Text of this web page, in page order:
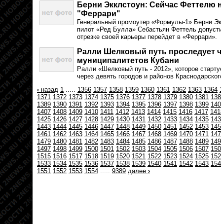
Берни Экклстоун: Сейчас Феттелю
"Феррари"
Генеральный промоутер «Формулы-1» Берни
пилот «Ред Булла» Себастьян Феттель
отрезке своей карьеры перейдет в «Феррари».
Ралли Шелковый путь проследует
муниципалитетов Кубани
Ралли «Шелковый путь - 2012», которое
через девять городов и районов
‹ назад 1 ..... 1356 1357 1358 1359 1360 1361 1362 1363 1364
1371 1372 1373 1374 1375 1376 1377 1378 1379 1380 1381
1389 1390 1391 1392 1393 1394 1395 1396 1397 1398 1399
1407 1408 1409 1410 1411 1412 1413 1414 1415 1416 1417
1425 1426 1427 1428 1429 1430 1431 1432 1433 1434 1435
1443 1444 1445 1446 1447 1448 1449 1450 1451 1452 1453
1461 1462 1463 1464 1465 1466 1467 1468 1469 1470 1471
1479 1480 1481 1482 1483 1484 1485 1486 1487 1488 1489
1497 1498 1499 1500 1501 1502 1503 1504 1505 1506 1507
1515 1516 1517 1518 1519 1520 1521 1522 1523 1524 1525
1533 1534 1535 1536 1537 1538 1539 1540 1541 1542 1543
1551 1552 1553 1554 ..... 9389 далее ›